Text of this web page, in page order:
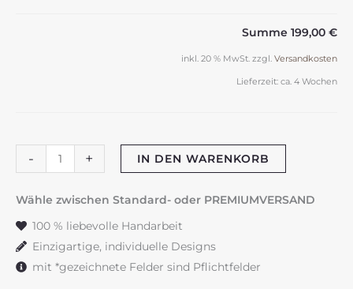
Summe 199,00 €
inkl. 20 % MwSt. zzgl. Versandkosten
Lieferzeit: ca. 4 Wochen
-
Hochzeitskerze
"Veilchenromantik"
Menge
+ IN DEN WARENKORB
Wähle zwischen Standard- oder PREMIUMVERSAND
100 % liebevolle Handarbeit
Einzigartige, individuelle Designs
mit *gezeichnete Felder sind Pflichtfelder